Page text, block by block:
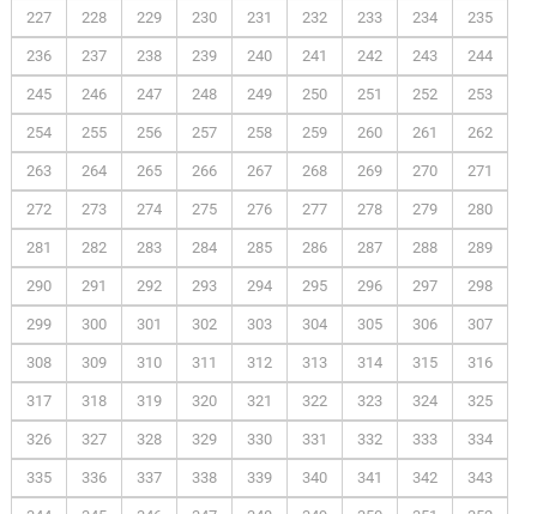
227 228 229 230 231 232 233 234 235
236 237 238 239 240 241 242 243 244
245 246 247 248 249 250 251 252 253
254 255 256 257 258 259 260 261 262
263 264 265 266 267 268 269 270 271
272 273 274 275 276 277 278 279 280
281 282 283 284 285 286 287 288 289
290 291 292 293 294 295 296 297 298
299 300 301 302 303 304 305 306 307
308 309 310 311 312 313 314 315 316
317 318 319 320 321 322 323 324 325
326 327 328 329 330 331 332 333 334
335 336 337 338 339 340 341 342 343